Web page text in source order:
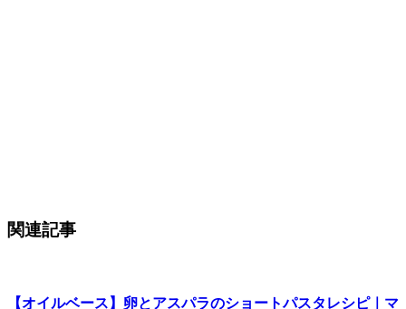
関連記事
【オイルベース】卵とアスパラのショートパスタレシピ｜マ